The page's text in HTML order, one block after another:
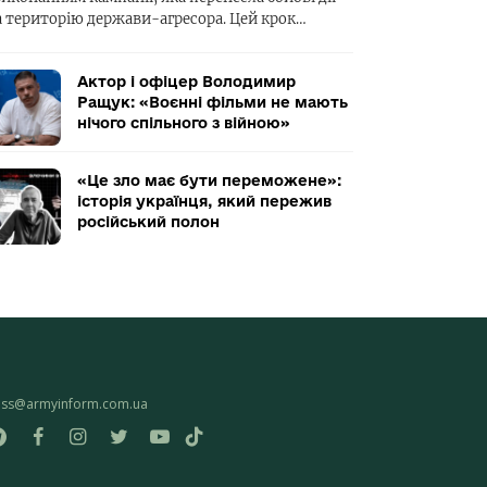
територію держави-агресора. Цей крок…
Актор і офіцер Володимир
Ращук: «Воєнні фільми не мають
нічого спільного з війною»
«Це зло має бути переможене»:
історія українця, який пережив
російський полон